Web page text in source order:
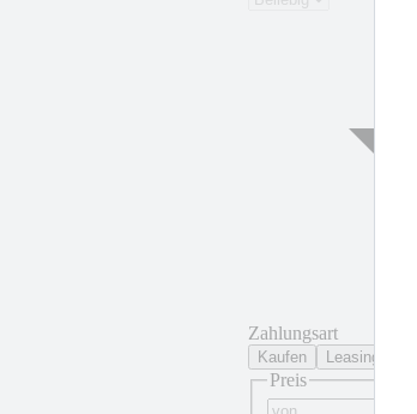
Zahlungsart
Kaufen Leasing
Preis